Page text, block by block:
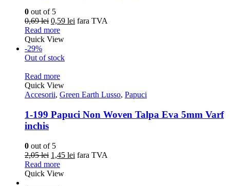
0 out of 5
0,69lei 0,59 lei fara TVA
Read more
Quick View
-29%
Out of stock
Read more
Quick View
Accesorii, Green Earth Lusso, Papuci
1-199 Papuci Non Woven Talpa Eva 5mm Varf
inchis
0 out of 5
2,05lei 1,45 lei fara TVA
Read more
Quick View